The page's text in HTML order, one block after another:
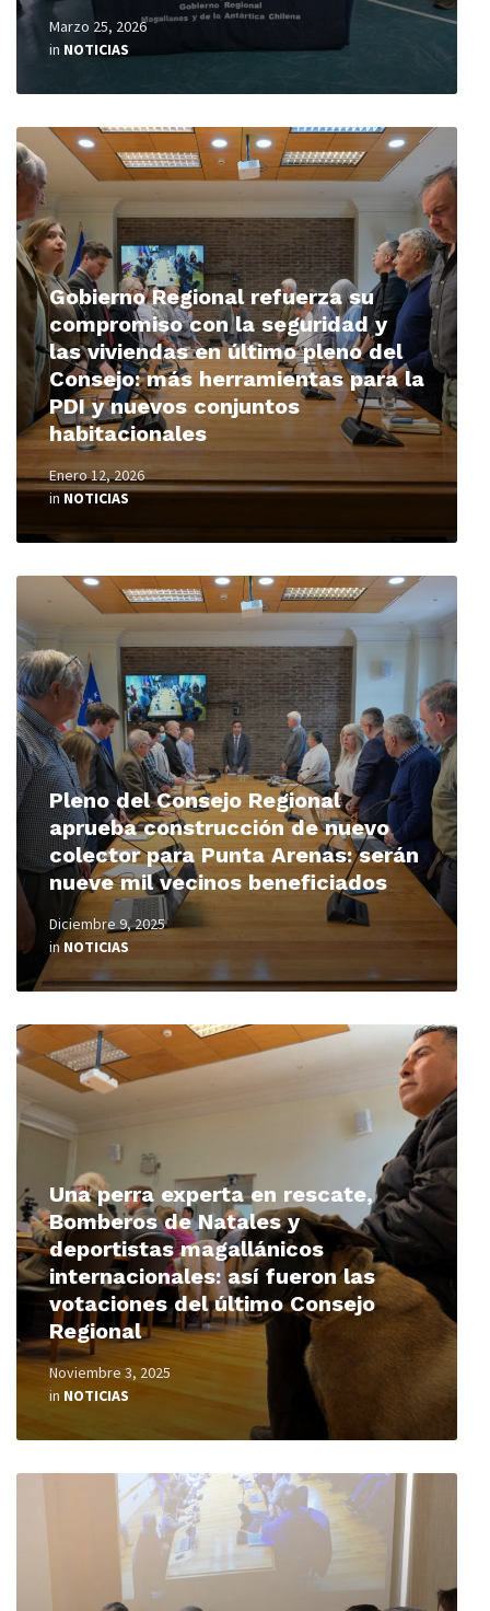
Marzo 25, 2026
in NOTICIAS
Gobierno Regional refuerza su
compromiso con la seguridad y
las viviendas en último pleno del
Consejo: más herramientas para la
PDI y nuevos conjuntos
habitacionales
Enero 12, 2026
inNOTICIAS
Read
More
Pleno del Consejo Regional
aprueba construcción de nuevo
colector para Punta Arenas: serán
nueve mil vecinos beneficiados
Diciembre 9, 2025
inNOTICIAS
Read
More
Una perra experta en rescate,
Bomberos de Natales y
deportistas magallánicos
internacionales: así fueron las
votaciones del último Consejo
Regional
Noviembre 3, 2025
in NOTICIAS
Read
More
Read